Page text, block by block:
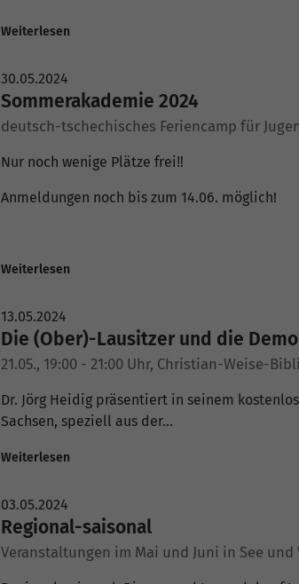
Weiterlesen
30.05.2024
Sommerakademie 2024
deutsch-tschechisches Feriencamp für
Nur noch wenige Plätze frei‼️
Anmeldungen noch bis zum 14.06. möglich!
Weiterlesen
13.05.2024
Die (Ober)-Lausitzer und die
21.05., 19:00 - 21:00 Uhr, Christian-Weise-
Dr. Jörg Heidig präsentiert in seinem
Sachsen, speziell aus der…
Weiterlesen
03.05.2024
Regional-saisonal
Veranstaltungen im Mai und Juni in See und